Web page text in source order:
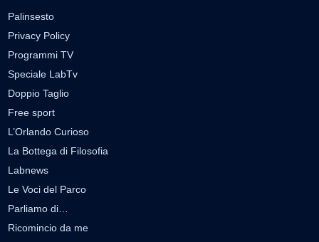
Palinsesto
Privacy Policy
Programmi TV
Speciale LabTv
Doppio Taglio
Free sport
L’Orlando Curioso
La Bottega di Filosofia
Labnews
Le Voci del Parco
Parliamo di…
Ricomincio da me